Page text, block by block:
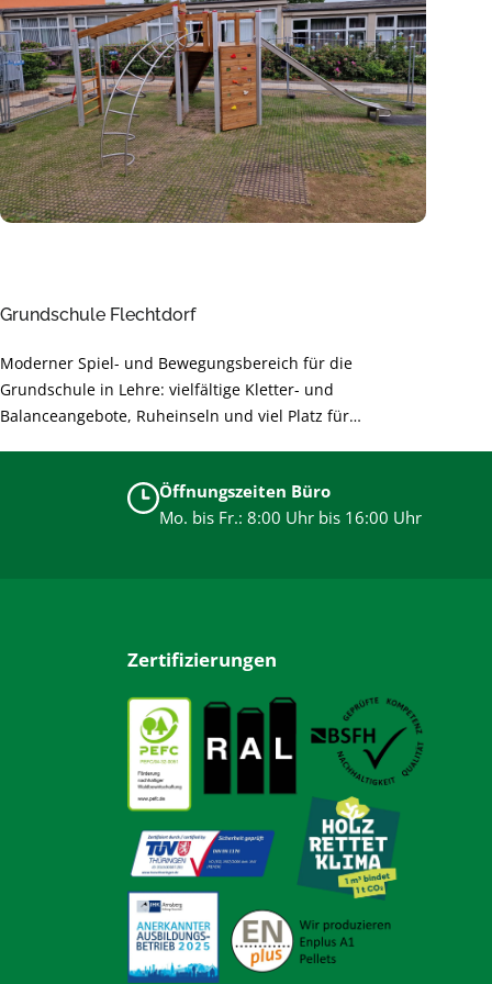
Grundschule Flechtdorf
Moderner Spiel- und Bewegungsbereich für die
Grundschule in Lehre: vielfältige Kletter- und
Balanceangebote, Ruheinseln und viel Platz für
unterstützen die Entwicklung der Kinder und sorgen für
unbeschwertes Spielen.
Öffnungszeiten Büro
Mo. bis Fr.: 8:00 Uhr bis 16:00 Uhr
Zertifizierungen